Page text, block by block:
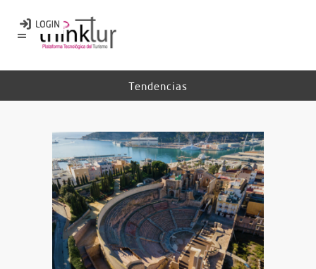
Tendencias